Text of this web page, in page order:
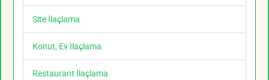
Site İlaçlama
Konut, Ev İlaçlama
Restaurant İlaçlama